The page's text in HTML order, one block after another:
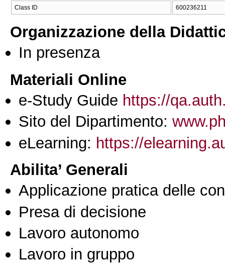
Class ID 600236211
Organizzazione della
In presenza
Materiali Online
e-Study Guide https://
Sito del Dipartimento:
eLearning: https://
Abilita’ Generali
Applicazione pratica delle
Presa di decisione
Lavoro autonomo
Lavoro in gruppo